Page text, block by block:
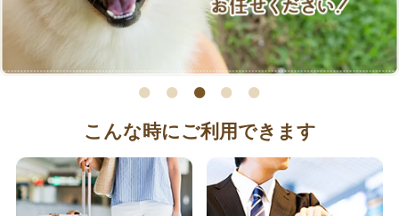
こんな時にご利用できます